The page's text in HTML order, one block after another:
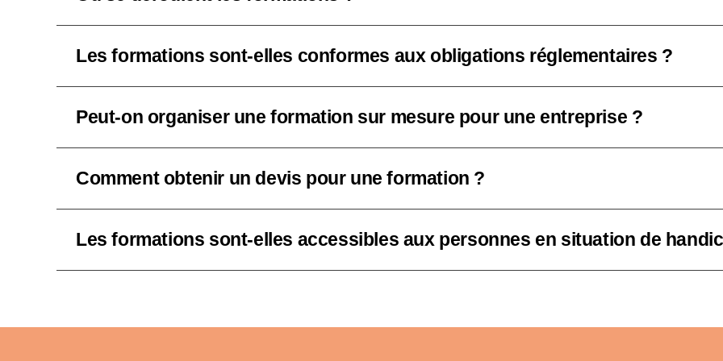
Les formations sont-elles conformes aux obligations réglementaires ?
Peut-on organiser une formation sur mesure pour une entreprise ?
Comment obtenir un devis pour une formation ?
Les formations sont-elles accessibles aux personnes en situation de